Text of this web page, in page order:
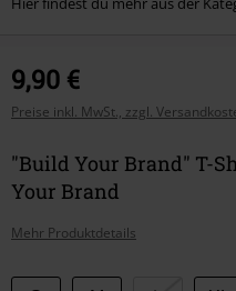
9,90 €
Preise inkl. MwSt., zzgl.
"Build Your Brand" T-
Your Brand
Mehr Produktdetails